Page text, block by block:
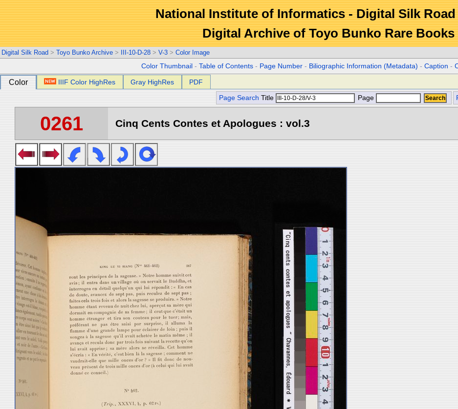
National Institute of Informatics - Digital Silk
Digital Archive of Toyo Bunko Rare Books
Digital Silk Road > Toyo Bunko Archive > III-10-D-28 > V-3 > Color Image
Color Thumbnail -Table of Contents - Page Number - Biliographic Information (Metadata) -Caption -
Color IIIF Color HighRes Gray HighRes PDF
Page Search Title Page
0261 Cinq Cents Contes et Apologues : vol.3